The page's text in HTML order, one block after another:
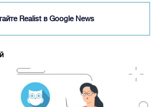
Realist в Google News